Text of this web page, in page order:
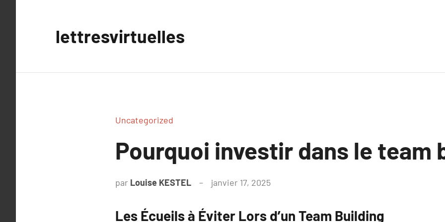
lettresvirtuelles
Uncategorized
Pourquoi investir dans le team
par Louise KESTEL janvier 17, 2025
Les Écueils à Éviter Lors d’un Team Building